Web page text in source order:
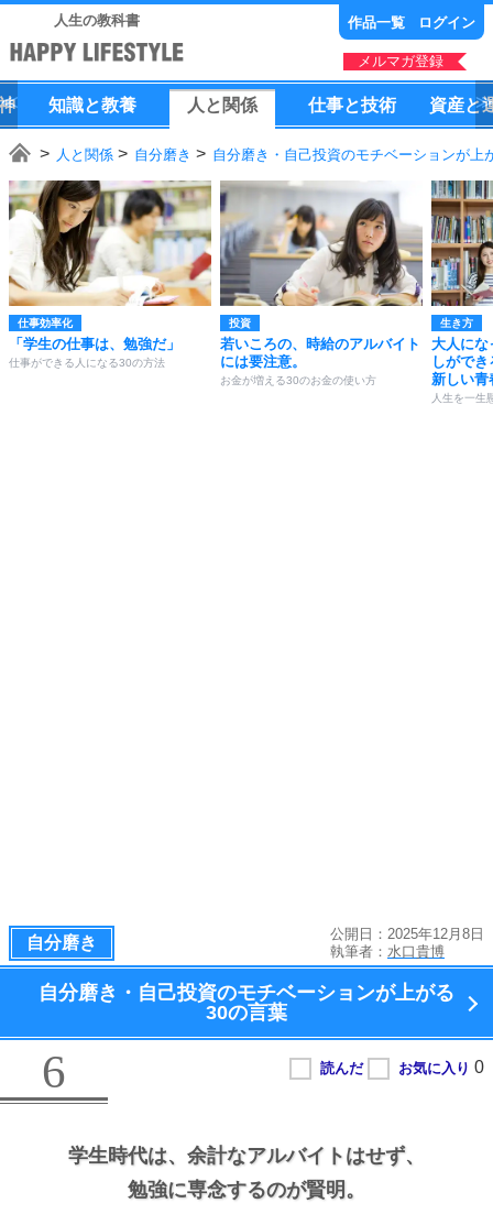
人生の教科書 作品一覧 ログイン
メルマガ登録
知識と教養 人 と 関係 仕事と技術 資産と
人と関係 自分磨き 自分磨き・自己投資のモチベーションが上
仕事効率化
「学生の仕事は、勉強だ」
仕事ができる人になる30の方法
投資
若いころの、時給のアルバイト
には要注意。
お金が増える30のお金の使い方
生き方
大人にな
しがで
新しい青
人生を一生
自分磨き
公開日：2025年12月8日
執筆者： 水口貴博
自分磨き・自己投資のモチベーションが上がる
30の言葉
6
学生時代は、 余計なアルバイトはせず、
勉強に専念するのが賢明。